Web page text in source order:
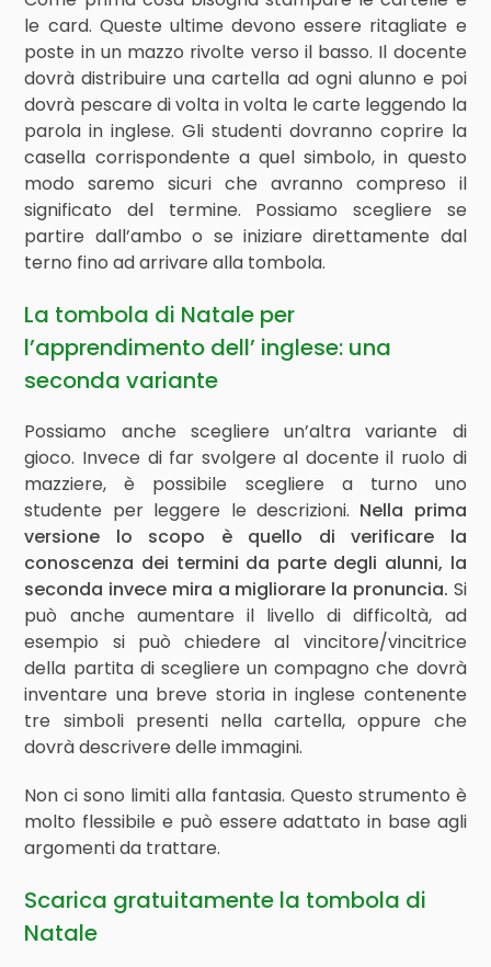
le card. Queste ultime devono essere ritagliate e
poste in un mazzo rivolte verso il basso. Il docente
dovrà distribuire una cartella ad ogni alunno e poi
dovrà pescare di volta in volta le carte leggendo la
parola in inglese. Gli studenti dovranno coprire la
casella corrispondente a quel simbolo, in questo
modo saremo sicuri che avranno compreso il
significato del termine. Possiamo scegliere se
partire dall’ambo o se iniziare direttamente dal
terno fino ad arrivare alla tombola.
La tombola di Natale per
l’apprendimento dell’ inglese: una
seconda variante
Possiamo anche scegliere un’altra variante di
gioco. Invece di far svolgere al docente il ruolo di
mazziere, è possibile scegliere a turno uno
studente per leggere le descrizioni. Nella prima
versione lo scopo è quello di verificare la
conoscenza dei termini da parte degli alunni, la
seconda invece mira a migliorare la pronuncia. Si
può anche aumentare il livello di difficoltà, ad
esempio si può chiedere al vincitore/vincitrice
della partita di scegliere un compagno che dovrà
inventare una breve storia in inglese contenente
tre simboli presenti nella cartella, oppure che
dovrà descrivere delle immagini.
Non ci sono limiti alla fantasia. Questo strumento è
molto flessibile e può essere adattato in base agli
argomenti da trattare.
Scarica gratuitamente la tombola di
Natale